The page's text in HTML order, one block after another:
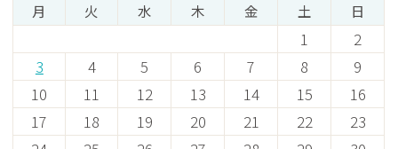
月 火 水 木 金 土 日
1
2
3
4 5 6 7 8
9
10
11 12 13 14 15
16
17
18 19 20 21 22
23